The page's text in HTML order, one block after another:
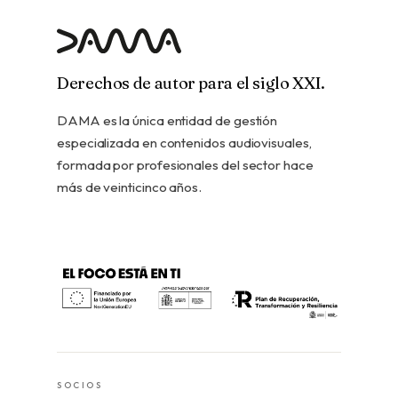
Derechos de autor para el siglo XXI.
DAMA es la única entidad de gestión
especializada en contenidos audiovisuales,
formada por profesionales del sector hace
más de veinticinco años.
SOCIOS